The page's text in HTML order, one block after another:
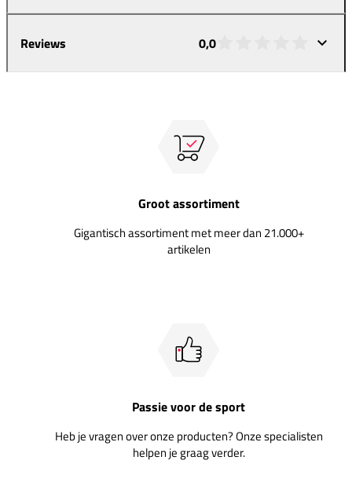
Reviews 0,0
Groot assortiment
Gigantisch assortiment met meer dan 21.000+
artikelen
Passie voor de sport
Heb je vragen over onze producten? Onze specialisten
helpen je graag verder.